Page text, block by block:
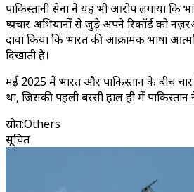
पाकिस्तानी सेना ने यह भी आरोप लगाया कि
दुष्प्रचार अभियानों से जुड़े अपने रिकॉर्ड को
दावा किया कि भारत की आक्रामक भाषा
दिखाती है।
मई 2025 में भारत और पाकिस्तान के बीच
था, जिसकी पहली बरसी हाल ही में पाकिस्तान
स्रोत:Others
सूचित